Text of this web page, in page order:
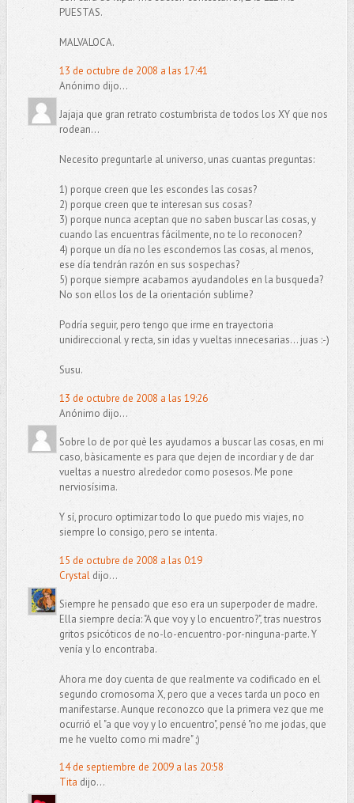
PUESTAS.
MALVALOCA.
13 de octubre de 2008 a las 17:41
Anónimo dijo...
Jajaja que gran retrato costumbrista de todos los XY que nos
rodean...
Necesito preguntarle al universo, unas cuantas preguntas:
1) porque creen que les escondes las cosas?
2) porque creen que te interesan sus cosas?
3) porque nunca aceptan que no saben buscar las cosas, y
cuando las encuentras fácilmente, no te lo reconocen?
4) porque un día no les escondemos las cosas, al menos,
ese día tendrán razón en sus sospechas?
5) porque siempre acabamos ayudandoles en la busqueda?
No son ellos los de la orientación sublime?
Podría seguir, pero tengo que irme en trayectoria
unidireccional y recta, sin idas y vueltas innecesarias... juas :-)
Susu.
13 de octubre de 2008 a las 19:26
Anónimo dijo...
Sobre lo de por què les ayudamos a buscar las cosas, en mi
caso, bàsicamente es para que dejen de incordiar y de dar
vueltas a nuestro alrededor como posesos. Me pone
nerviosísima.
Y sí, procuro optimizar todo lo que puedo mis viajes, no
siempre lo consigo, pero se intenta.
15 de octubre de 2008 a las 0:19
Crystaldijo...
Siempre he pensado que eso era un superpoder de madre.
Ella siempre decía: "A que voy y lo encuentro?", tras nuestros
gritos psicóticos de no-lo-encuentro-por-ninguna-parte. Y
venía y lo encontraba.
Ahora me doy cuenta de que realmente va codificado en el
segundo cromosoma X, pero que a veces tarda un poco en
manifestarse. Aunque reconozco que la primera vez que me
ocurrió el "a que voy y lo encuentro", pensé "no me jodas, que
me he vuelto como mi madre" ;)
14 de septiembre de 2009 a las 20:58
Tita dijo...